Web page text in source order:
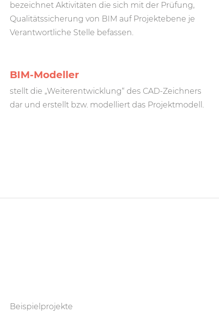
bezeichnet Aktivitäten die sich mit der Prüfung,
Qualitätssicherung von BIM auf Projektebene je
Verantwortliche Stelle befassen.
BIM-Modeller
stellt die „Weiterentwicklung“ des CAD-Zeichners
dar und erstellt bzw. modelliert das Projektmodell.
Beispielprojekte